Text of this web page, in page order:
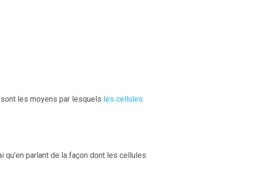
les moyens par lesquels les cellules
qu'en parlant de la façon dont les cellules